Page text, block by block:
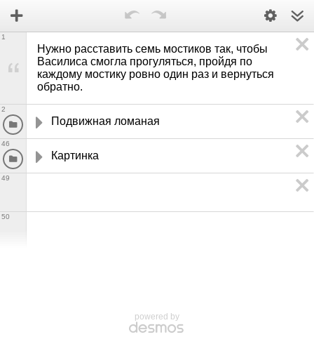
Нужно расставить семь мостиков так, чтобы
Василиса смогла прогуляться, пройдя по
каждому мостику ровно один раз и вернуться
обратно.
1
Подвижная ломаная
2
Картинка
46
49
50
powered by